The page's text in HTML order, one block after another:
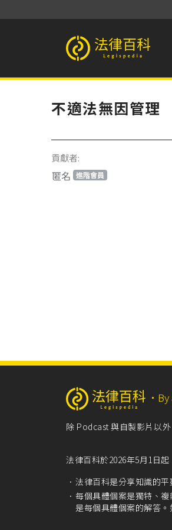
法律百科 Legispedia
不適法無因管理
貢獻者:
匿名 進階會員
‧
除 Podcast 與自製影片以
法律百科於2026年5月1日
法律百科是分享知識的
每個具體個案是獨特、
是每個具體個案的解答